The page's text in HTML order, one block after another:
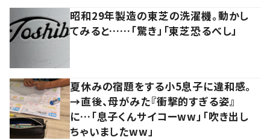
昭和29年製造の東芝の洗濯機。動かし
てみると……「驚き」「東芝恐るべし」
夏休みの宿題をする小5息子に違和感。
→直後、母がみた『衝撃的すぎる姿』
に…「息子くんサイコーww」「吹き出し
ちゃいましたww」